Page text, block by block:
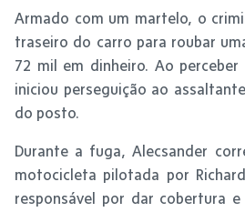
Armado com um martelo, o
traseiro do carro para roubar
72 mil em dinheiro. Ao
iniciou perseguição ao
do posto.
Durante a fuga, Alecsander
motocicleta pilotada por
responsável por dar cobertura